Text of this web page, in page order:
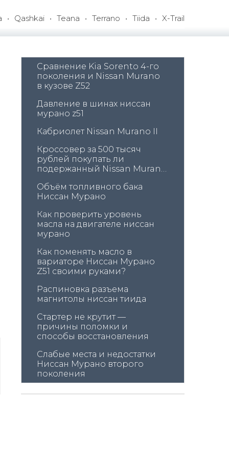
Qashkai Teana Terrano Tiida X-Trail
Сравнение Kia Sorento 4-го
поколения и Nissan Murano
в кузове Z52
Давление в шинах ниссан
мурано z51
Кабриолет Nissan Murano II
Кроссовер за 500 тысяч
рублей покупать ли
подержанный Nissan Murano
Объём топливного бака
Ниссан Мурано
Как проверить уровень
масла на двигателе ниссан
мурано
Как поменять масло в
вариаторе Ниссан Мурано
Z51 своими руками?
Распиновка разъема
магнитолы ниссан тиида
Стартер не крутит —
причины поломки и
способы восстановления
Слабые места и недостатки
Ниссан Мурано второго
поколения